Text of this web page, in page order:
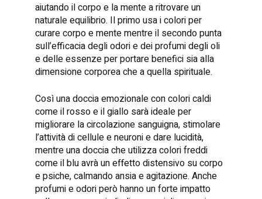
aiutando il corpo e la mente a ritrovare un
naturale equilibrio. Il primo usa i colori per
curare corpo e mente mentre il secondo punta
sull’efficacia degli odori e dei profumi degli oli
e delle essenze per portare benefici sia alla
dimensione corporea che a quella spirituale.
Così una doccia emozionale con colori caldi
come il rosso e il giallo sarà ideale per
migliorare la circolazione sanguigna, stimolare
l’attività di cellule e neuroni e dare lucidità,
mentre una doccia che utilizza colori freddi
come il blu avrà un effetto distensivo su corpo
e psiche, calmando ansia e agitazione. Anche
profumi e odori però hanno un forte impatto